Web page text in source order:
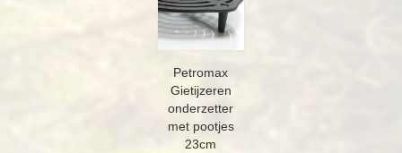
Petromax
Gietijzeren
onderzetter
met pootjes
23cm